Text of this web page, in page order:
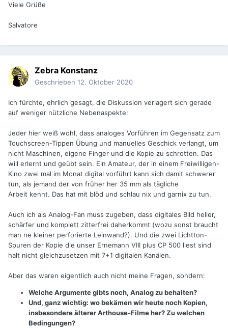
Viele Grüße
Salvatore
Zebra Konstanz
Geschrieben 12. Oktober 2020
Ich fürchte, ehrlich gesagt, die Diskussion verlagert sich gerade
auf weniger nützliche Nebenaspekte:
Jeder hier weiß wohl, dass analoges Vorführen im Gegensatz zum
Touchscreen-Tippen Übung und manuelles Geschick verlangt, um
nicht Maschinen, eigene Finger und die Kopie zu schrotten. Das
will erlernt und geübt sein. Ein Amateur, der in einem Freiwilligen-
Kino zwei mal im Monat digital vorführt kann sich damit schwerer
tun, als jemand der von früher her 35 mm als tägliche
Arbeit kennt. Das hat mit blöd und schlau nix und garnix zu tun.
Auch ich als Analog-Fan muss zugeben, dass digitales Bild heller,
schärfer und komplett zitterfrei daherkommt (wozu sonst braucht
man ne kleiner perforierte Leinwand?). Und die zwei Lichtton-
Spuren der Kopie die unser Ernemann VIII plus CP 500 liest sind
halt nicht gleichzusetzen mit 7+1 digitalen Kanälen.
Aber das waren eigentlich auch nicht meine Fragen, sondern:
Welche Argumente gibts noch, Analog zu behalten?
Und, ganz wichtig: wo bekämen wir heute noch Kopien,
insbesondere älterer Arthouse-Filme her? Zu welchen
Bedingungen?